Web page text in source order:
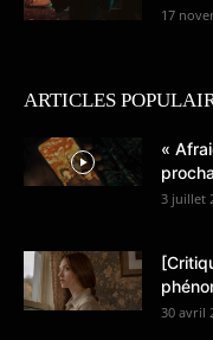
17
ARTICLES
«
3 juillet
30 avril